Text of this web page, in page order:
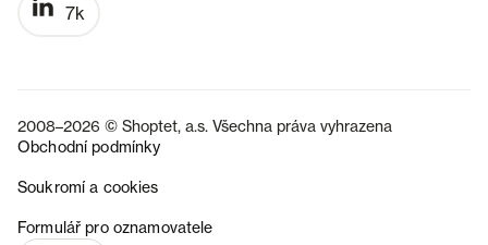
7k
2008–2026 © Shoptet, a.s. Všechna práva vyhrazena
Obchodní podmínky
Soukromí a cookies
Formulář pro oznamovatele